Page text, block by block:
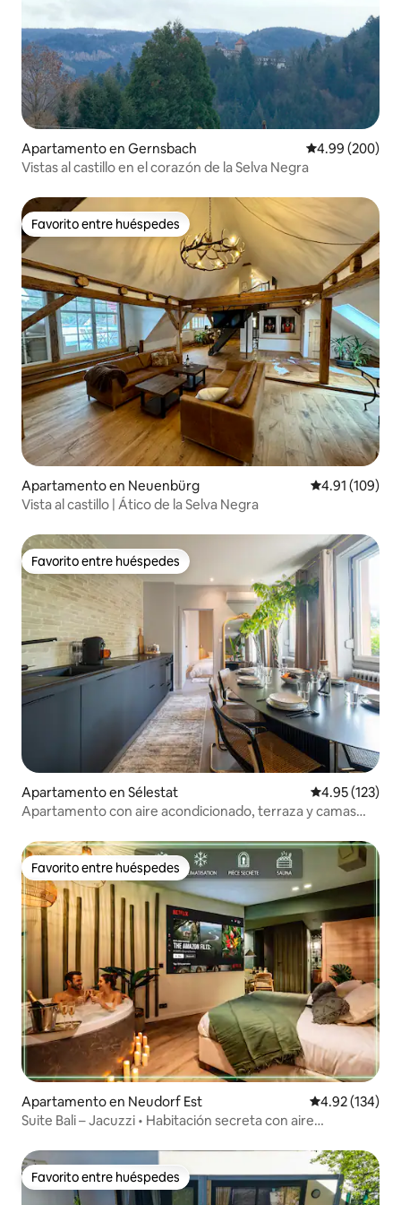
Apartamento en Gernsbach Calificación
4.99 (200)
Vistas al castillo en el corazón de la Selva Negra
Favorito entre huéspedes
Favorito entre huéspedes
Apartamento en Neuenbürg Calificación
4.91 (109)
Vista al castillo | Ático de la Selva Negra
Favorito entre huéspedes
Favorito entre huéspedes
Apartamento en Sélestat Calificación
4.95 (123)
Apartamento con aire acondicionado, terraza y camas
Favorito entre huéspedes
Favorito entre huéspedes
Apartamento en Neudorf Est Calificación
4.92 (134)
Suite Bali – Jacuzzi • Habitación secreta con aire
Favorito entre huéspedes
Favorito entre huéspedes